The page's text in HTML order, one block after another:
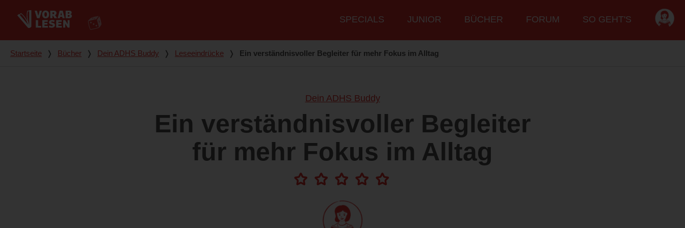
Hauptmenü
SPECIALS JUNIOR BÜCHER FORUM SO GEHT'S
Du bist hier
Startseite ❭ Bücher ❭ Dein ADHS Buddy ❭ Leseeindrücke ❭ Ein verständnisvoller Begleiter für mehr Fokus im Alltag
Dein ADHS Buddy
Ein verständnisvoller Begleiter
für mehr Fokus im Alltag